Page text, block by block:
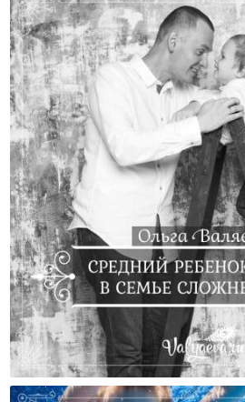
Средний Ребенок – Кому В